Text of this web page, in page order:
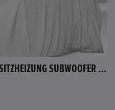
HONDA CR-Z GT HYBRID PDC SITZHEIZUNG SUBWOOFER BLUETOOTH